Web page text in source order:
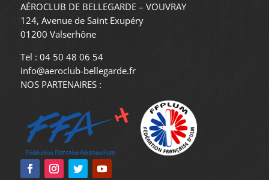
AÉROCLUB DE BELLEGARDE – VOUVRAY
124, Avenue de Saint Exupéry
01200 Valserhône
Tel : 04 50 48 06 54
info@aeroclub-bellegarde.fr
NOS PARTENAIRES :